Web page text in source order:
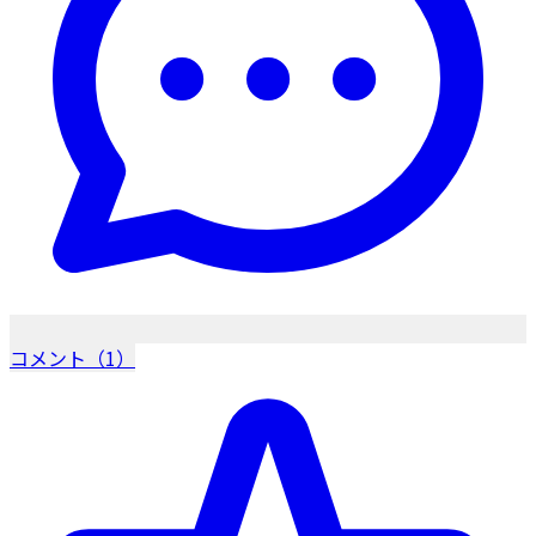
コメント（1）